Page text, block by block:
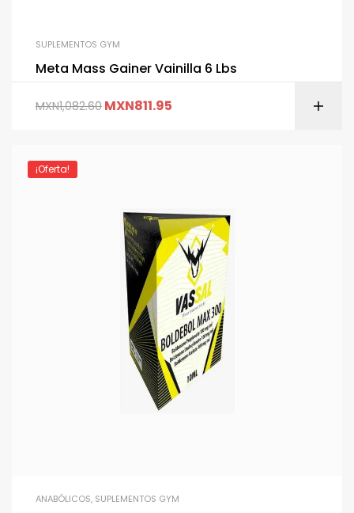
SUPLEMENTOS GYM
Meta Mass Gainer Vainilla 6 Lbs
MXN1,082.60 MXN811.95
¡Oferta!
ANABÓLICOS, SUPLEMENTOS GYM